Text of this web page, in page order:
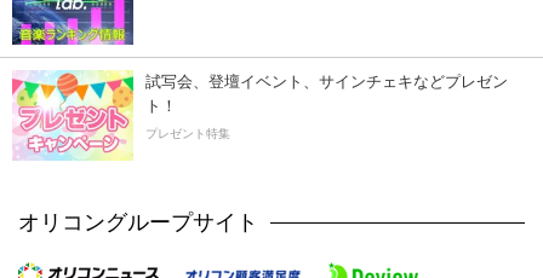
試写会、登壇イベント、サインチェキなどプレゼン
ト！
プレゼント特集
オリコングループサイト